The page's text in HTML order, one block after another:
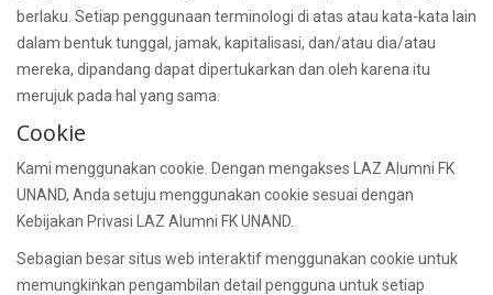
berlaku. Setiap penggunaan terminologi di atas atau kata-kata lain
dalam bentuk tunggal, jamak, kapitalisasi, dan/atau dia/atau
mereka, dipandang dapat dipertukarkan dan oleh karena itu
merujuk pada hal yang sama.
Cookie
Kami menggunakan cookie. Dengan mengakses LAZ Alumni FK
UNAND, Anda setuju menggunakan cookie sesuai dengan
Kebijakan Privasi LAZ Alumni FK UNAND.
Sebagian besar situs web interaktif menggunakan cookie untuk
memungkinkan pengambilan detail pengguna untuk setiap